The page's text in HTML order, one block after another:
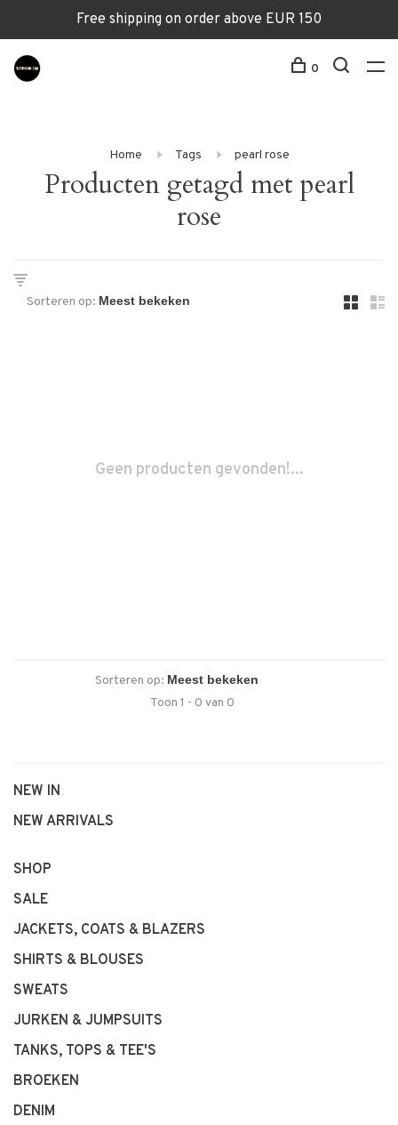
Free shipping on order above EUR 150
0
Home Tags pearl rose
Producten getagd met pearl
rose
Sorteren op:
Geen producten gevonden!...
Sorteren op:
Toon 1 - 0 van 0
NEW IN
NEW ARRIVALS
SHOP
SALE
JACKETS, COATS & BLAZERS
SHIRTS & BLOUSES
SWEATS
JURKEN & JUMPSUITS
TANKS, TOPS & TEE'S
BROEKEN
DENIM